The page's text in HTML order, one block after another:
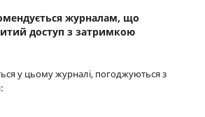
журналам, що
доступ з затримкою
у цьому журналі, погоджуються з